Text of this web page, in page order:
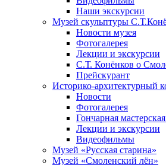
Наши экскурсии
Музей скульптуры
Новости музея
Фотогалерея
Лекции и экскурсии
С.Т. Конёнков о
Прейскурант
Историко-архитектурный
Новости
Фотогалерея
Гончарная
Лекции и экскурсии
Видеофильмы
Музей «Русская старина»
Музей «Смоленский лён»